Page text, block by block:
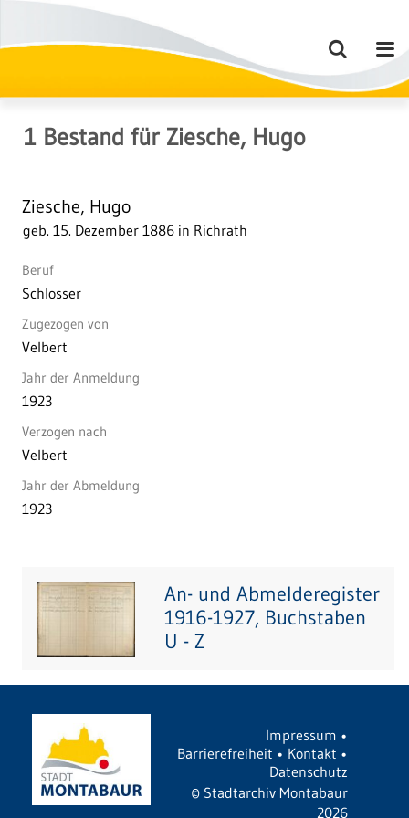
1 Bestand für Ziesche, Hugo
Ziesche, Hugo
geb. 15. Dezember 1886 in Richrath
Beruf
Schlosser
Zugezogen von
Velbert
Jahr der Anmeldung
1923
Verzogen nach
Velbert
Jahr der Abmeldung
1923
An- und Abmelderegister
1916-1927, Buchstaben
U - Z
Impressum •
Barrierefreiheit • Kontakt •
Datenschutz
© Stadtarchiv Montabaur
2026